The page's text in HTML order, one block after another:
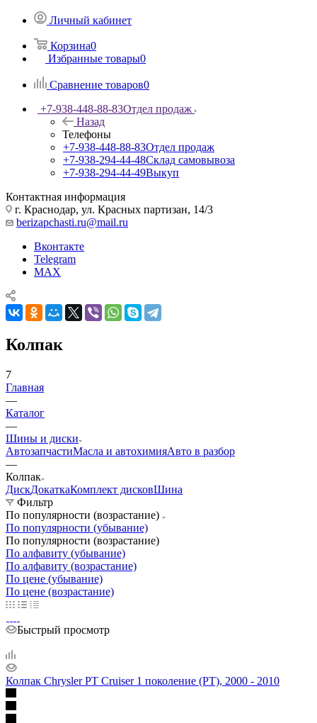
Личный кабинет
Корзина0
Избранные товары0
Сравнение товаров0
+7-938-448-88-83Отдел продаж
Назад
Телефоны
+7-938-448-88-83Отдел продаж
+7-938-294-44-48Склад самовывоза
+7-938-294-44-49Выкуп
Контактная информация
г. Краснодар, ул. Красных партизан, 14/3
berizapchasti.ru@mail.ru
Вконтакте
Telegram
MAX
Колпак
7
Главная
—
Каталог
—
Шины и диски
АвтозапчастиМасла и автохимияАвто в разбор
—
Колпак
ДискДокаткаКомплект дисковШина
Фильтр
По популярности (возрастание)
По популярности (убывание)
По популярности (возрастание)
По алфавиту (убывание)
По алфавиту (возрастание)
По цене (убывание)
По цене (возрастание)
Быстрый просмотр
Колпак Chrysler PT Cruiser 1 поколение (PT), 2000 - 2010